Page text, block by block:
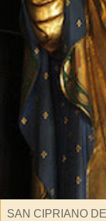
SAN CIPRIANO